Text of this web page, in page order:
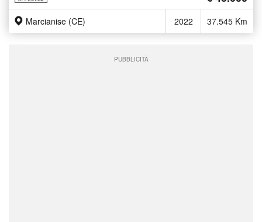
Marcianise (CE) 2022 37.545 Km
PUBBLICITÀ